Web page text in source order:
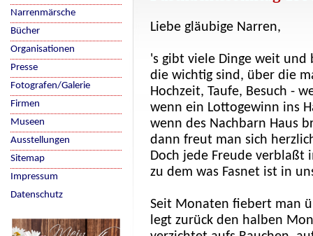
Liebe gläubige Narren,
's gibt viele Dinge weit
die wichtig sind, über die
Hochzeit, Taufe, Besuch -
wenn ein Lottogewinn ins
wenn des Nachbarn Haus
dann freut man sich
Doch jede Freude verblaßt
zu dem was Fasnet ist in
Seit Monaten fiebert man
legt zurück den halben
Narrenmärsche
Bücher
Organisationen
Presse
Fotografen/Galerie
Firmen
Museen
Ausstellungen
Sitemap
Impressum
Datenschutz